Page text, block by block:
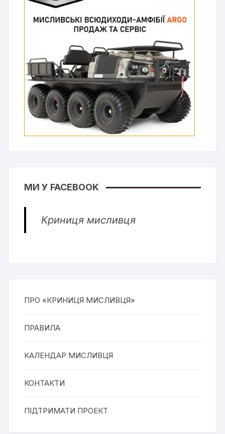
МИ У FACEBOOK
Криниця мисливця
ПРО «КРИНИЦЯ МИСЛИВЦЯ»
ПРАВИЛА
КАЛЕНДАР МИСЛИВЦЯ
КОНТАКТИ
ПІДТРИМАТИ ПРОЕКТ